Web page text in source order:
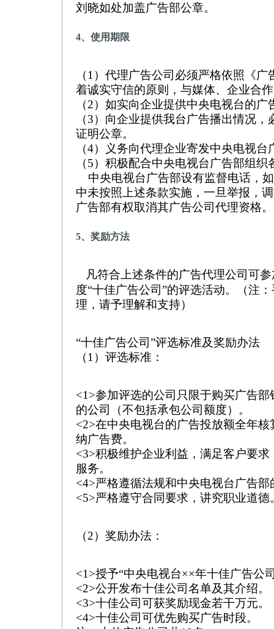
刘晓如处加盖广告部公章。
4、使用期限
（1）代理广告公司必须严格依照《
着诚实守信的原则，与媒体、企业合
（2）如实向企业提供中央电视台的
（3）向企业提供我台广告播出情况
证明公章。
（4）义务向代理企业寄发中央电视
（5）积极配合中央电视台广告部组织
中央电视台广告部设有监督电话，
中未按照上述条款实施，一旦举报，
广告部有权取消其广告公司代理资格。
5、奖励方法
凡符合上述条件的广告代理公司可
度“十佳广告公司”的评选活动。（注
理，请予理解和支持）
“十佳广告公司”评选标准及奖励办法
（1）评选标准：
<1>参加评选的公司只限于购买广告
的公司（不包括承包公司额度）。
<2>在中央电视台的广告投放额全年
纳广告费。
<3>积极维护企业利益，满足客户要
服务。
<4>严格遵循法规和中央电视台广告部
<5>严格遵守合同要求，讲究职业道德
（2）奖励办法：
<1>授予“中央电视台××年十佳广告公
<2>公开发布十佳公司名单及其介绍。
<3>十佳公司可获奖励现金若干万元。
<4>十佳公司可优先购买广告时段。